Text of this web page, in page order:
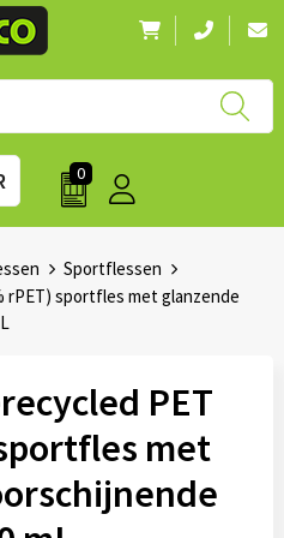
0
Sportflessen
rPET) sportfles met glanzende
PET
met